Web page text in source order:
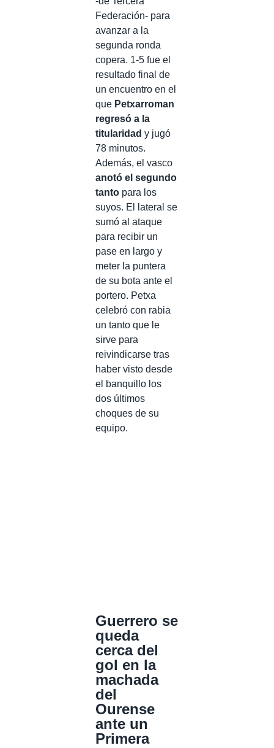
Federación- para
avanzar a la
segunda ronda
copera. 1-5 fue el
resultado final de
un encuentro en el
que Petxarroman
regresó a la
titularidad y jugó
78 minutos.
Además, el vasco
anotó el segundo
tanto para los
suyos. El lateral se
sumó al ataque
para recibir un
pase en largo y
meter la puntera
de su bota ante el
portero. Petxa
celebró con rabia
un tanto que le
sirve para
reivindicarse tras
haber visto desde
el banquillo los
dos últimos
choques de su
equipo.
Guerrero se
queda
cerca del
gol en la
machada
del
Ourense
ante un
Primera